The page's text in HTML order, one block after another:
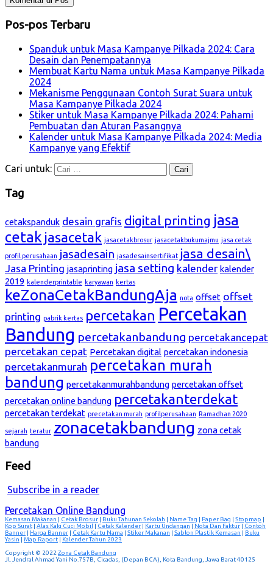
Pos-pos Terbaru
Spanduk untuk Masa Kampanye Pilkada 2024: Cara
Desain dan Penempatannya
Membuat Kartu Nama untuk Masa Kampanye Pilkada
2024
Mekanisme Penggunaan Contoh Surat Suara untuk
Masa Kampanye Pilkada 2024
Stiker untuk Masa Kampanye Pilkada 2024: Pahami
Pembuatan dan Aturan Pasangnya
Kalender untuk Masa Kampanye Pilkada 2024: Media
Kampanye yang Efektif
Cari untuk:
Tag
cetakspanduk desain grafis digital printing jasa
cetak jasacetak jasacetakbrosur jasacetakbukumajmu jasa cetak
profil perusahaan jasadesain jasadesainsertifikat jasa desain\
Jasa Printing jasaprinting jasa setting kalender kalender
2019 kalenderprintable karyawan kertas
keZonaCetakBandungAja nota offset offset
printing pabrik kertas percetakan Percetakan
Bandung percetakanbandung percetakancepat
percetakan cepat Percetakan digital percetakan indonesia
percetakanmurah percetakan murah
bandung percetakanmurahbandung percetakan offset
percetakan online bandung percetakanterdekat
percetakan terdekat precetakan murah profilperusahaan Ramadhan 2020
sejarah teratur zonacetakbandung zona cetak
bandung
Feed
Subscribe in a reader
Percetakan Online Bandung
Kemasan Makanan Cetak Brosur Buku Tahunan Sekolah Name Tag Paper Bag Stopmap
Kop Surat
Alas Kaki Cuci Mobil Cetak Kalender Kartu Undangan Nota Dan Faktur
Contoh
Banner
Harga Banner Cetak Kartu Nama Stiker Makanan Sablon Plastik Kemasan
Buku
Yasin
Map Raport
Kalender Tahun 2023
Copyright © 2022Zona Cetak Bandung
Jl. Jendral Ahmad Yani No.757B, Cicadas, (Depan BCA), Kota Bandung, Jawa Barat 40125